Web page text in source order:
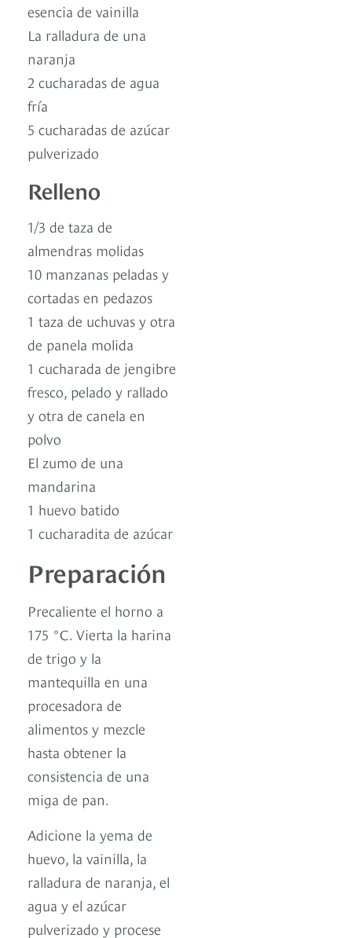
esencia de vainilla
La ralladura de una
naranja
2 cucharadas de agua
fría
5 cucharadas de azúcar
pulverizado
Relleno
1/3 de taza de
almendras molidas
10 manzanas peladas y
cortadas en pedazos
1 taza de uchuvas y otra
de panela molida
1 cucharada de jengibre
fresco, pelado y rallado
y otra de canela en
polvo
El zumo de una
mandarina
1 huevo batido
1 cucharadita de azúcar
Preparación
Precaliente el horno a
175 °C. Vierta la harina
de trigo y la
mantequilla en una
procesadora de
alimentos y mezcle
hasta obtener la
consistencia de una
miga de pan.
Adicione la yema de
huevo, la vainilla, la
ralladura de naranja, el
agua y el azúcar
pulverizado y procese